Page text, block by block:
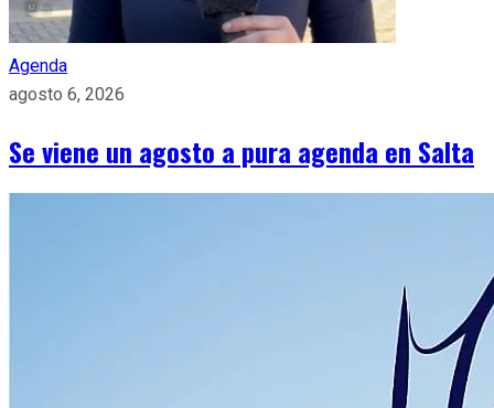
Agenda
agosto 6, 2026
Se viene un agosto a pura agenda en Salta